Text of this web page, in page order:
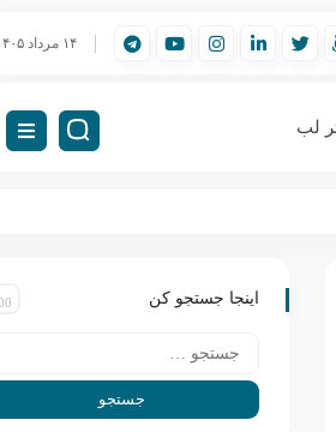
ورک‌استیشن مهندسی (Workstation) چیست؟ ۱۴ مرداد ۱۴۰۵
لب
اینجا جستجو کن